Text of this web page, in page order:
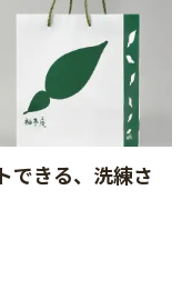
できる、洗練さ